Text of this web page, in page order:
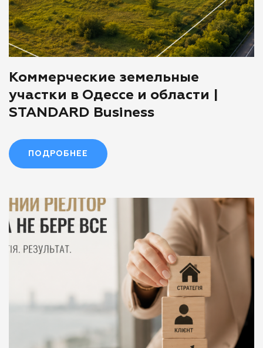
Коммерческие земельные
участки в Одессе и области |
STANDARD Business
ПОДРОБНЕЕ